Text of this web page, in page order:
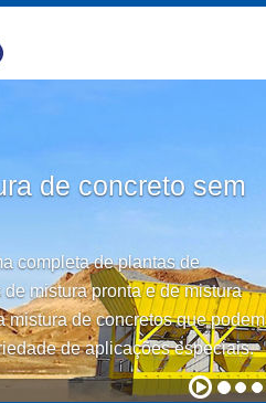
de concreto sem
completa de plantas de
mistura pronta e de mistura
mistura de concretos que podem
de aplicações especiais.